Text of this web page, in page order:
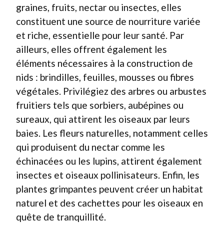
graines, fruits, nectar ou insectes, elles
constituent une source de nourriture variée
et riche, essentielle pour leur santé. Par
ailleurs, elles offrent également les
éléments nécessaires à la construction de
nids : brindilles, feuilles, mousses ou fibres
végétales. Privilégiez des arbres ou arbustes
fruitiers tels que sorbiers, aubépines ou
sureaux, qui attirent les oiseaux par leurs
baies. Les fleurs naturelles, notamment celles
qui produisent du nectar comme les
échinacées ou les lupins, attirent également
insectes et oiseaux pollinisateurs. Enfin, les
plantes grimpantes peuvent créer un habitat
naturel et des cachettes pour les oiseaux en
quête de tranquillité.